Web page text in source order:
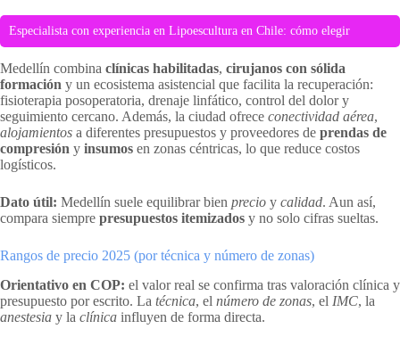
Especialista con experiencia en Lipoescultura en Chile: cómo elegir
Medellín combina clínicas habilitadas, cirujanos con sólida
formación y un ecosistema asistencial que facilita la recuperación:
fisioterapia posoperatoria, drenaje linfático, control del dolor y
seguimiento cercano. Además, la ciudad ofrece conectividad aérea,
alojamientos a diferentes presupuestos y proveedores de prendas de
compresión y insumos en zonas céntricas, lo que reduce costos
logísticos.
Dato útil: Medellín suele equilibrar bien precio y calidad. Aun así,
compara siempre presupuestos itemizados y no solo cifras sueltas.
Rangos de precio 2025 (por técnica y número de zonas)
Orientativo en COP: el valor real se confirma tras valoración clínica y
presupuesto por escrito. La técnica, el número de zonas, el IMC, la
anestesia y la clínica influyen de forma directa.